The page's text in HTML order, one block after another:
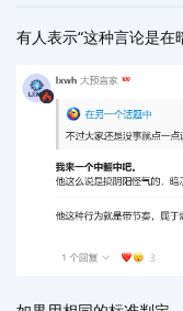
有人表示“这种言论是在